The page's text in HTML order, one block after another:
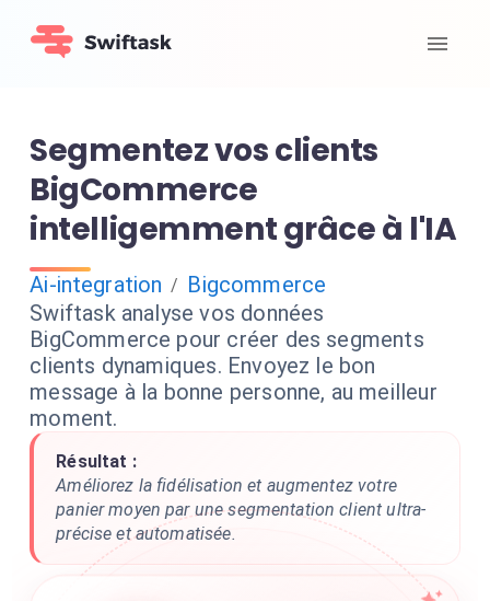
Segmentez vos clients
BigCommerce
intelligemment grâce à l'IA
Ai-integration / Bigcommerce
Swiftask analyse vos données
BigCommerce pour créer des segments
clients dynamiques. Envoyez le bon
message à la bonne personne, au meilleur
moment.
Résultat :
Améliorez la fidélisation et augmentez votre
panier moyen par une segmentation client ultra-
précise et automatisée.